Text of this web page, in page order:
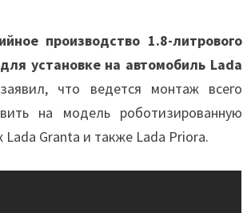
производство 1.8-литрового
установке на автомобиль Lada
что ведется монтаж всего
на модель роботизированную
Granta и также Lada Priora.